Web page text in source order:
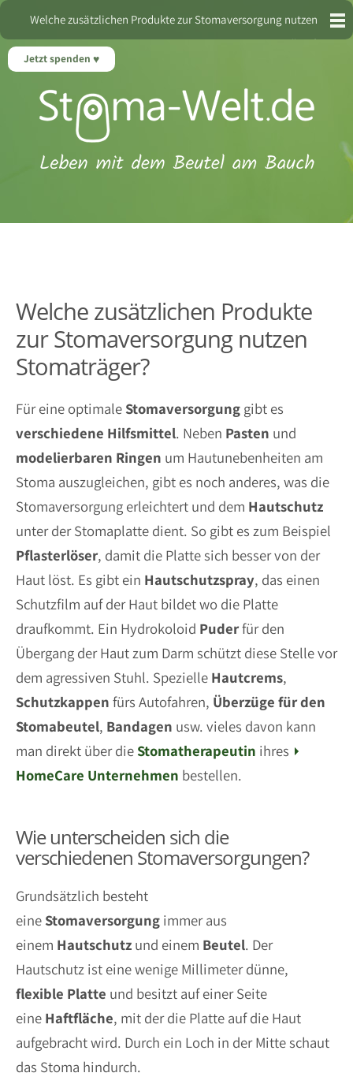
Jetzt spenden
Welche zusätzlichen Produkte zur Stomaversorgung nutzen
Stomaträger?
Welche zusätzlichen Produkte
zur Stomaversorgung nutzen
Stomaträger?
Für eine optimale Stomaversorgung gibt es
verschiedene Hilfsmittel. Neben Pasten und
modelierbaren Ringen um Hautunebenheiten am
Stoma auszugleichen, gibt es noch anderes, was die
Stomaversorgung erleichtert und dem Hautschutz
unter der Stomaplatte dient. So gibt es zum Beispiel
Pflasterlöser, damit die Platte sich besser von der
Haut löst. Es gibt ein Hautschutzspray, das einen
Schutzfilm auf der Haut bildet wo die Platte
draufkommt. Ein Hydrokoloid Puderfür den
Übergang der Haut zum Darm schützt diese Stelle vor
dem agressiven Stuhl. Spezielle Hautcrems,
Schutzkappen fürs Autofahren, Überzüge für den
Stomabeutel, Bandagen usw. vieles davon kann
man direkt über dieStomatherapeutin ihres
HomeCare Unternehmen bestellen.
Wie unterscheiden sich die
verschiedenen Stomaversorgungen?
Grundsätzlich besteht
eine Stomaversorgung immer aus
einem Hautschutz und einem Beutel. Der
Hautschutz ist eine wenige Millimeter dünne,
flexible Platte und besitzt auf einer Seite
eine Haftfläche, mit der die Platte auf die Haut
aufgebracht wird. Durch ein Loch in der Mitte schaut
das Stoma hindurch.